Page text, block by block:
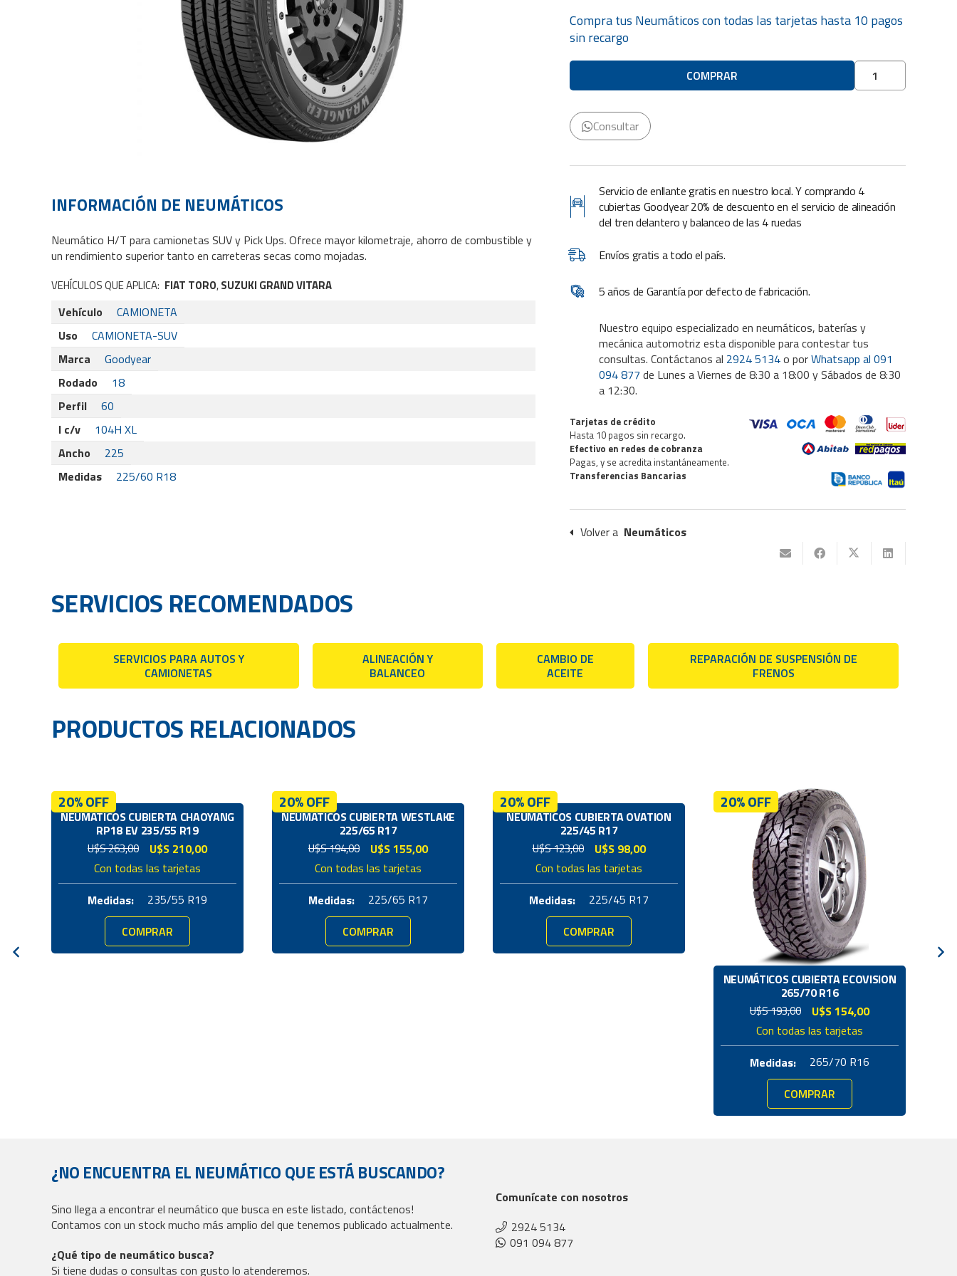
INFORMACIÓN DE NEUMÁTICOS
Neumático H/T para camionetas SUV y Pick Ups. Ofrece mayor kilometraje, ahorro de combustible y
un rendimiento superior tanto en carreteras secas como mojadas.
VEHÍCULOS QUE APLICA: FIAT TORO,SUZUKI GRAND VITARA
Vehículo
CAMIONETA
Uso
CAMIONETA-SUV
Marca
Goodyear
Rodado
18
Perfil
60
I c/v
104H XL
Ancho
225
Medidas
225/60 R18
original
era:
U$S
290,00.
actual
es:
U$S
261,00.
Compra tus Neumáticoscon todas las tarjetas hasta 10 pagos
sin recargo
Neumático
Goodyear
225/60
cantidad
COMPRAR
Consultar
Servicio de enllante gratis en nuestro local. Y comprando 4
cubiertas Goodyear 20% de descuento en el servicio de alineación
del tren delantero y balanceo de las 4 ruedas
Envíos gratis a todo el país.
5 años de Garantía por defecto de fabricación.
Nuestro equipo especializado en neumáticos, baterías y
mecánica automotriz esta disponible para contestar tus
consultas. Contáctanos al 2924 5134o porWhatsapp al 091
094 877 de Lunes a Viernes de 8:30 a 18:00 y Sábados de 8:30
a 12:30.
Tarjetas de crédito
Hasta 10 pagos sin recargo.
Efectivo en redes de cobranza
Pagas, y se acredita instantáneamente.
Transferencias Bancarias
Volver a Neumáticos
SERVICIOS RECOMENDADOS
SERVICIOS PARA AUTOS Y
CAMIONETAS
ALINEACIÓN Y
BALANCEO
CAMBIO DE
ACEITE
REPARACIÓN DE SUSPENSIÓN DE
FRENOS
PRODUCTOS RELACIONADOS
NEUMÁTICOS CUBIERTA CHAOYANG
RP18 EV 235/55 R19
U$S263,00
El
precio
original
era:
263,00.
U$S 210,00
20% OFF
El
precio
actual
es:
210,00.
Con todas las tarjetas
Medidas:
235/55 R19
COMPRAR
NEUMÁTICOS CUBIERTA WESTLAKE
225/65 R17
U$S194,00
El
precio
original
era:
194,00.
U$S155,00
20% OFF
El
precio
actual
es:
155,00.
Con todas las tarjetas
Medidas:
225/65 R17
COMPRAR
NEUMÁTICOS CUBIERTA OVATION
225/45 R17
U$S123,00
El
precio
original
era:
123,00.
U$S 98,00
20% OFF
El
precio
actual
es:
98,00.
Con todas las tarjetas
Medidas:
225/45 R17
COMPRAR
NEUMÁTICOS CUBIERTA ECOVISION
265/70 R16
U$S193,00
El
precio
original
era:
193,00.
U$S154,00
20% OFF
El
precio
actual
es:
154,00.
Con todas las tarjetas
Medidas:
265/70 R16
COMPRAR
¿NO ENCUENTRA EL NEUMÁTICO QUE ESTÁ BUSCANDO?
Sino llega a encontrar el neumático que busca en este listado, contáctenos!
Contamos con un stock mucho más amplio del que tenemos publicado actualmente.
¿Qué tipo de neumático busca?
Si tiene dudas o consultas con gusto lo atenderemos.
Comunícate con nosotros
2924 5134
091 094 877